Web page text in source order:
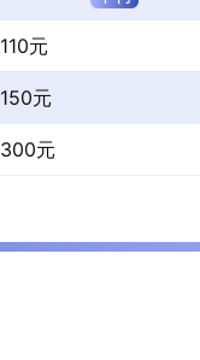
110元
150元
300元